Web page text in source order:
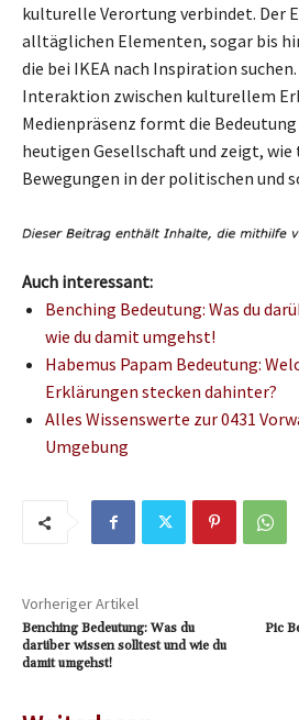
kulturelle Verortung verbindet. Der
alltäglichen Elementen, sogar bis
die bei IKEA nach Inspiration
Interaktion zwischen kulturellem
Medienpräsenz formt die Bedeutung
heutigen Gesellschaft und zeigt,
Bewegungen in der politischen und
Auch interessant:
Benching Bedeutung: Was du
wie du damit umgehst!
Habemus Papam Bedeutung:
Erklärungen stecken dahinter?
Alles Wissenswerte zur 0431
Umgebung
Vorheriger Artikel
Benching Bedeutung: Was du
darüber wissen solltest und wie du
damit umgehst!
Pic